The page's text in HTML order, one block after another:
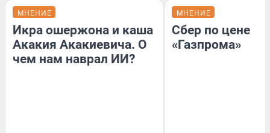
МНЕНИЕ
Икра ошержона и каша
Акакия Акакиевича. О
чем нам наврал ИИ?
МНЕНИЕ
Сбер по цене
«Газпрома»